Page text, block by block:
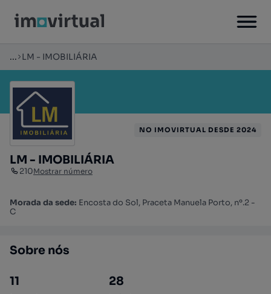
... LM - IMOBILIÁRIA
LM - IMOBILIÁRIA
210Mostrar número
Morada da sede: Encosta do Sol, Praceta Manuela Porto, nº.2 -
C
NO IMOVIRTUAL DESDE 2024
Sobre nós
11 28